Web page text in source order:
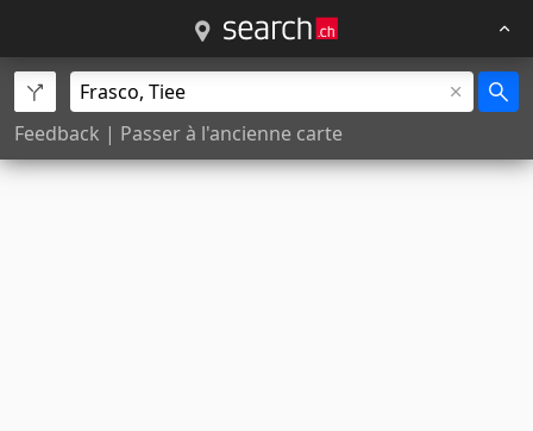
Feedback | Passer à l'ancienne carte